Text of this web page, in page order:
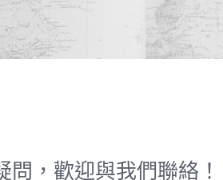
，歡迎與我們聯絡！